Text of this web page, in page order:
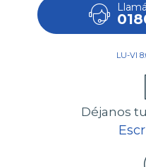
LU-VI
Déjanos